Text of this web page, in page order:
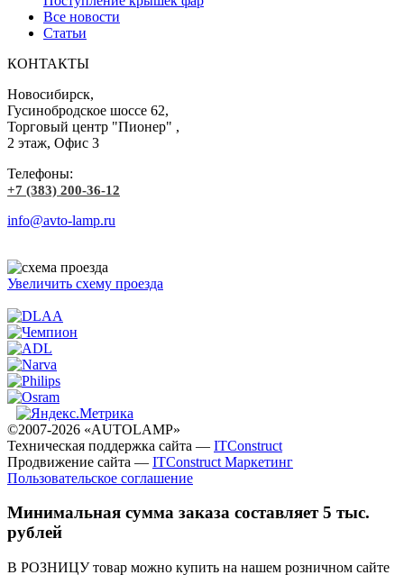
Все новости
Статьи
КОНТАКТЫ
Новосибирск,
Гусинобродское шоссе 62,
Торговый центр "Пионер" ,
2 этаж, Офис 3
Телефоны:
+7 (383) 200-36-12
info@avto-lamp.ru
Увеличить схему проезда
©2007-2026 «AUTOLAMP»
Техническая поддержка сайта — ITConstruct
Продвижение сайта — ITConstruct Маркетинг
Пользовательское соглашение
Минимальная сумма заказа составляет 5 тыс.
рублей
В РОЗНИЦУ товар можно купить на нашем розничном сайте